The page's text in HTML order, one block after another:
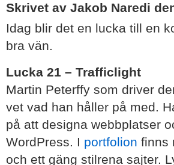
Skrivet av Jakob Naredi
Idag blir det en lucka till en
bra vän.
Lucka 21 – Trafficlight
Martin Peterffy som driver
vet vad han håller på med.
på att designa webbplatser
WordPress. I portfolion finns
och ett gäng stilrena sajter.